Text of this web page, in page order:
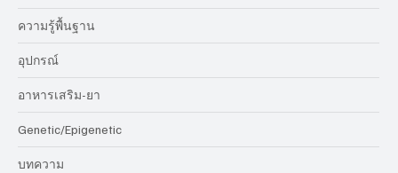
ความรู้พื้นฐาน
อุปกรณ์
อาหารเสริม-ยา
Genetic/Epigenetic
บทความ